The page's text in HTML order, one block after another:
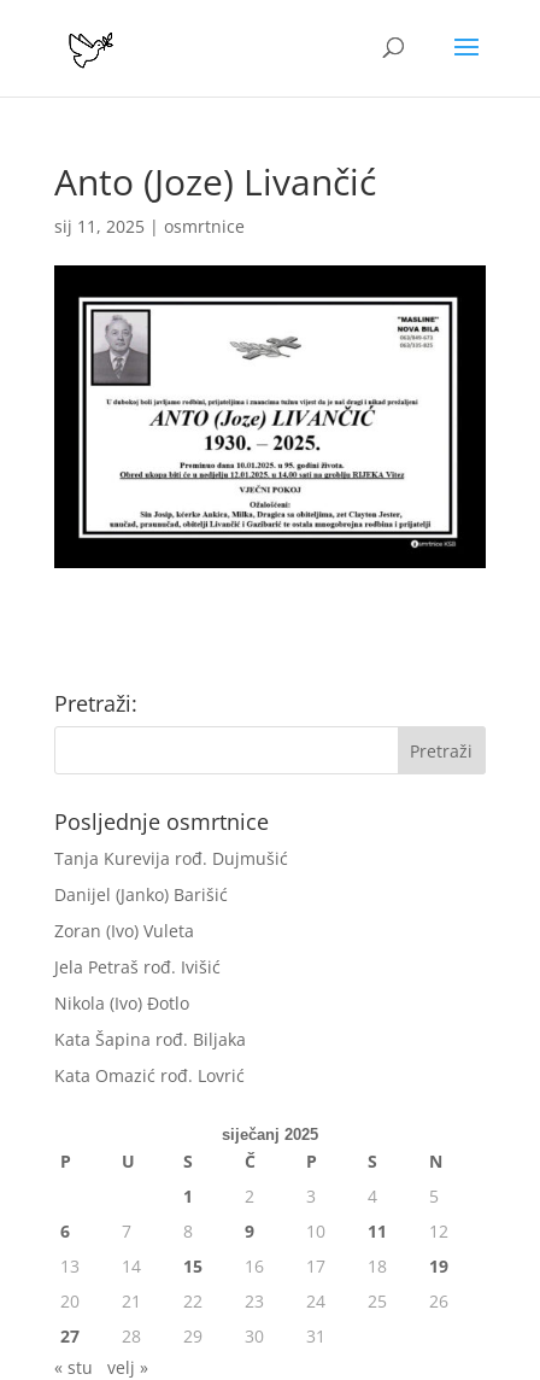
Anto (Joze) Livančić
sij 11, 2025| osmrtnice
Pretraži:
Posljednje osmrtnice
Tanja Kurevija rođ. Dujmušić
Danijel (Janko) Barišić
Zoran (Ivo) Vuleta
Jela Petraš rođ. Ivišić
Nikola (Ivo) Đotlo
Kata Šapina rođ. Biljaka
Kata Omazić rođ. Lovrić
siječanj 2025
P U S Č P S
N
1
2 3 4
5
6
7 8 9 10 11
12
13
14 15 16 17 18
19
20
21 22 23 24 25
26
27
28 29 30
31
« stu
velj »